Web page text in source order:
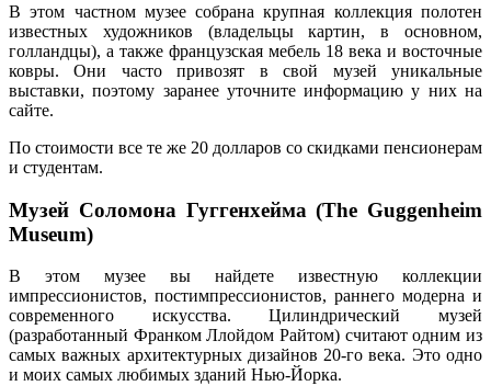
В этом частном музее собрана крупная коллекция полотен
известных художников (владельцы картин, в основном,
голландцы), а также французская мебель 18 века и восточные
ковры. Они часто привозят в свой музей уникальные
выставки, поэтому заранее уточните информацию у них на
сайте.
По стоимости все те же 20 долларов со скидками пенсионерам
и студентам.
Музей Соломона Гуггенхейма (The Guggenheim
Museum)
В этом музее вы найдете известную коллекции
импрессионистов, постимпрессионистов, раннего модерна и
современного искусства. Цилиндрический музей
(разработанный Франком Ллойдом Райтом) считают одним из
самых важных архитектурных дизайнов 20-го века. Это одно
и моих самых любимых зданий Нью-Йорка.